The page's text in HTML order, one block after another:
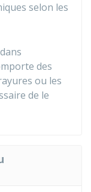
selon les
des
ou les
de le